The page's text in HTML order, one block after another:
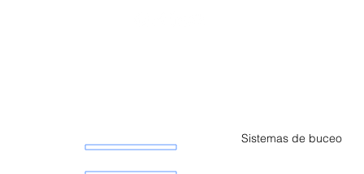
Sistemas de buceo